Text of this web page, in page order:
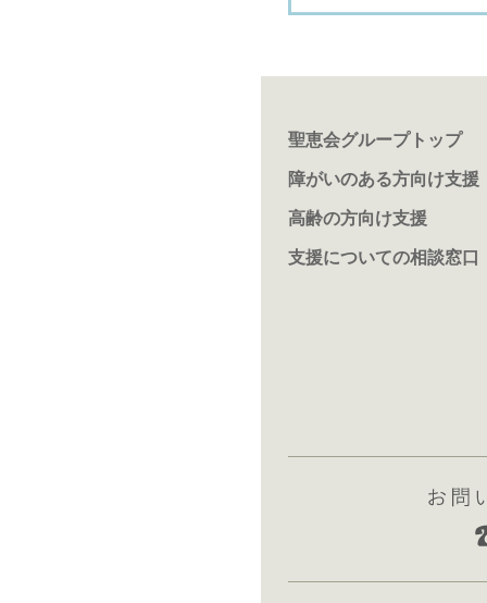
聖恵会グループトップ
障がいのある方向け支援
高齢の方向け支援
支援についての相談窓口